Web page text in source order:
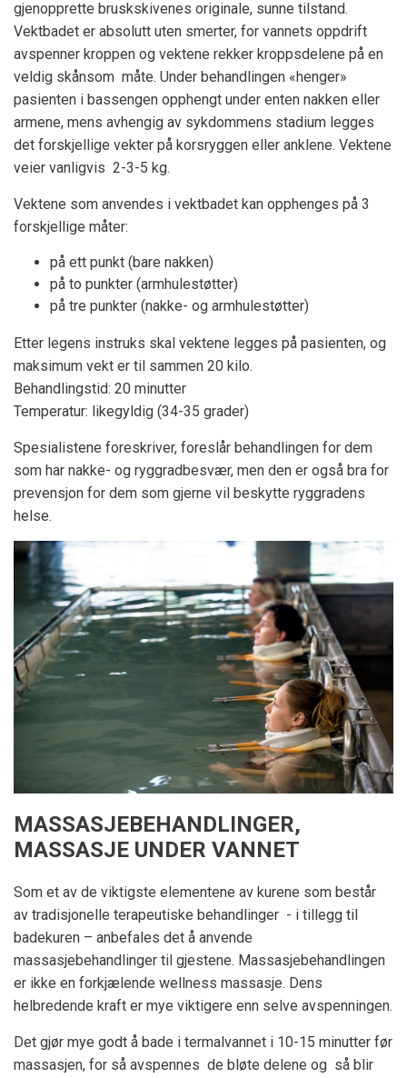
gjenopprette bruskskivenes originale, sunne tilstand.
Vektbadet er absolutt uten smerter, for vannets oppdrift
avspenner kroppen og vektene rekker kroppsdelene på en
veldig skånsom måte. Under behandlingen «henger»
pasienten i bassengen opphengt under enten nakken eller
armene, mens avhengig av sykdommens stadium legges
det forskjellige vekter på korsryggen eller anklene. Vektene
veier vanligvis 2-3-5 kg.
Vektene som anvendes i vektbadet kan opphenges på 3
forskjellige måter:
på ett punkt (bare nakken)
på to punkter (armhulestøtter)
på tre punkter (nakke- og armhulestøtter)
Etter legens instruks skal vektene legges på pasienten, og
maksimum vekt er til sammen 20 kilo.
Behandlingstid: 20 minutter
Temperatur: likegyldig (34-35 grader)
Spesialistene foreskriver, foreslår behandlingen for dem
som har nakke- og ryggradbesvær, men den er også bra for
prevensjon for dem som gjerne vil beskytte ryggradens
helse.
MASSASJEBEHANDLINGER,
MASSASJE UNDER VANNET
Som et av de viktigste elementene av kurene som består
av tradisjonelle terapeutiske behandlinger - i tillegg til
badekuren – anbefales det å anvende
massasjebehandlinger til gjestene. Massasjebehandlingen
er ikke en forkjælende wellness massasje. Dens
helbredende kraft er mye viktigere enn selve avspenningen.
Det gjør mye godt å bade i termalvannet i 10-15 minutter før
massasjen, for så avspennes de bløte delene og så blir